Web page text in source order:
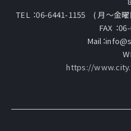
TEL ：06-6441-1155 ( 月～金曜
FAX ：
Mail：
https://